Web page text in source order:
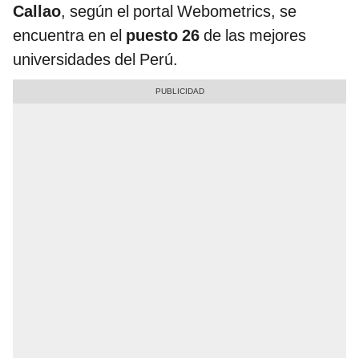
Callao, según el portal Webometrics, se
encuentra en el puesto 26 de las mejores
universidades del Perú.